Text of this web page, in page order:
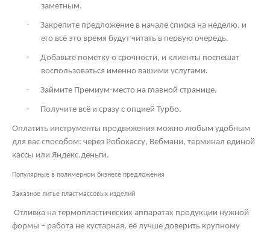
заметным.
·
Закрепите предложение в начале списка на неделю, и
его всё это время будут читать в первую очередь.
·
Добавьте пометку о срочности, и клиенты поспешат
воспользоваться именно вашими услугами.
· Займите Премиум-место на главной странице.
· Получите всё и сразу с опцией Турбо.
Оплатить инструменты продвижения можно любым удобным
для вас способом: через Робокассу, Вебмани, терминал единой
кассы или Яндекс.деньги.
Популярные в полимерном бизнесе предложения
Заказное литье пластмассовых изделий
Отливка на термопластических аппаратах продукции нужной
формы – работа не кустарная, её лучше доверить крупному